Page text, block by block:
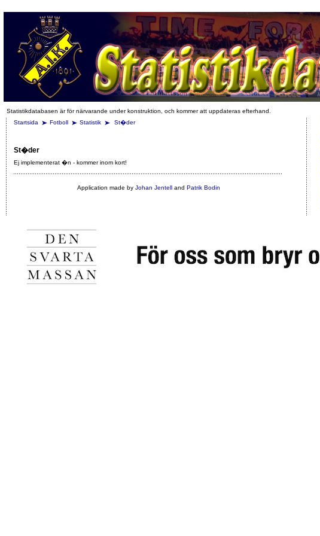
Statistikdatabasen är för närvarande under konstruktion, och kommer att uppdateras efterhand.
Startsida
Fotboll Statistik St�der
St�der
Ej implementerat �n - kommer inom kort!
Application made by Johan Jentelland Patrik Bodin